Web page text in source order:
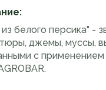
белого персика" -
джемы, муссы,
с применением